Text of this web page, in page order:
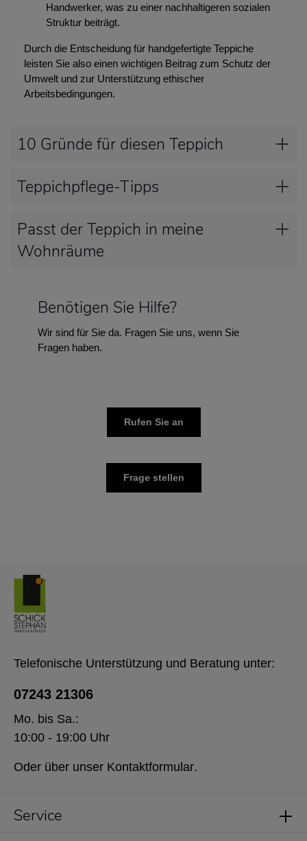
Handwerker, was zu einer nachhaltigeren sozialen
Struktur beiträgt.
Durch die Entscheidung für handgefertigte Teppiche
leisten Sie also einen wichtigen Beitrag zum Schutz der
Umwelt und zur Unterstützung ethischer
Arbeitsbedingungen.
10 Gründe für diesen Teppich
Teppichpflege-Tipps
Passt der Teppich in meine
Wohnräume
Benötigen Sie Hilfe?
Wir sind für Sie da. Fragen Sie uns, wenn Sie
Fragen haben.
Rufen Sie an
Frage stellen
Service
Telefonische Unterstützung und Beratung unter:
07243 21306
Mo. bis Sa.:
10:00 - 19:00 Uhr
Oder über unser Kontaktformular.